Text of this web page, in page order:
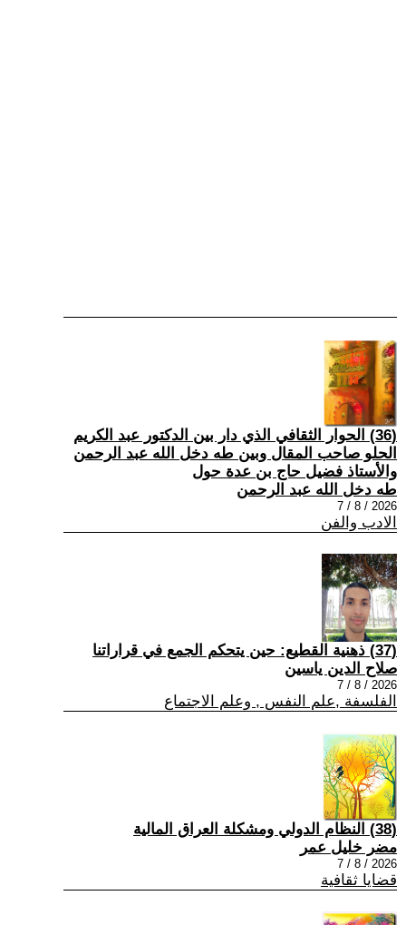
(36) الحوار الثقافي الذي دار بين الدكتور عبد الكريم
الحلو صاحب المقال وبين طه دخل الله عبد الرحمن
والأستاذ فضيل حاج بن عدة حول
طه دخل الله عبد الرحمن
2026 / 8 / 7
الادب والفن
(37) ذهنية القطيع: حين يتحكم الجمع في قراراتنا
صلاح الدين ياسين
2026 / 8 / 7
الفلسفة ,علم النفس , وعلم الاجتماع
(38) النظام الدولي ومشكلة العراق المالية
مضر خليل عمر
2026 / 8 / 7
قضايا ثقافية